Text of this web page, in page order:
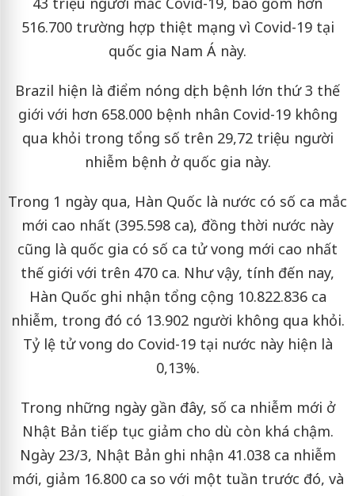
516.700 trường hợp thiệt mạng vì Covid-19 tại
quốc gia Nam Á này.
Brazil hiện là điểm nóng dịch bệnh lớn thứ 3 thế
giới với hơn 658.000 bệnh nhân Covid-19 không
qua khỏi trong tổng số trên 29,72 triệu người
nhiễm bệnh ở quốc gia này.
Trong 1 ngày qua, Hàn Quốc là nước có số ca mắc
mới cao nhất (395.598 ca), đồng thời nước này
cũng là quốc gia có số ca tử vong mới cao nhất
thế giới với trên 470 ca. Như vậy, tính đến nay,
Hàn Quốc ghi nhận tổng cộng 10.822.836 ca
nhiễm, trong đó có 13.902 người không qua khỏi.
Tỷ lệ tử vong do Covid-19 tại nước này hiện là
0,13%.
Trong những ngày gần đây, số ca nhiễm mới ở
Nhật Bản tiếp tục giảm cho dù còn khá chậm.
Ngày 23/3, Nhật Bản ghi nhận 41.038 ca nhiễm
mới, giảm 16.800 ca so với một tuần trước đó, và